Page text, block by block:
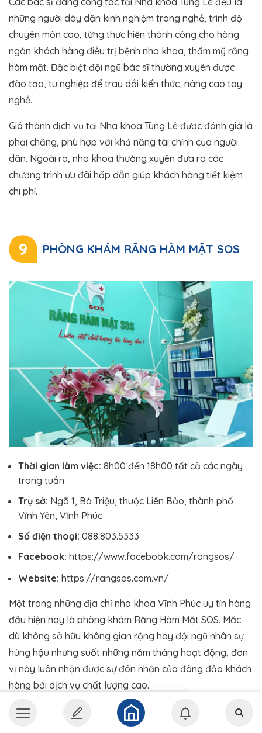
những người dày dặn kinh nghiệm trong nghề, trình độ
chuyên môn cao, từng thực hiện thành công cho hàng
ngàn khách hàng điều trị bệnh nha khoa, thẩm mỹ răng
hàm mặt. Đặc biệt đội ngũ bác sĩ thường xuyên được
đào tạo, tu nghiệp để trau dồi kiến thức, nâng cao tay
nghề.
Giá thành dịch vụ tại Nha khoa Tùng Lê được đánh giá là
phải chăng, phù hợp với khả năng tài chính của người
dân. Ngoài ra, nha khoa thường xuyên đưa ra các
chương trình ưu đãi hấp dẫn giúp khách hàng tiết kiệm
chi phí.
9 PHÒNG KHÁM RĂNG HÀM MẶT SOS
Thời gian làm việc: 8h00 đến 18h00 tất cả các ngày
trong tuần
Trụ sở: Ngõ 1, Bà Triệu, thuộc Liên Bảo, thành phố
Vĩnh Yên, Vĩnh Phúc
Số điện thoại: 088.803.5333
Facebook: https://www.facebook.com/rangsos/
Website: https://rangsos.com.vn/
Một trong những địa chỉ nha khoa Vĩnh Phúc uy tín hàng
đầu hiện nay là phòng khám Răng Hàm Mặt SOS. Mặc
dù không sở hữu không gian rộng hay đội ngũ nhân sự
hùng hậu nhưng suốt những năm tháng hoạt động, đơn
vị này luôn nhận được sự đón nhận của đông đảo khách
hàng bởi dịch vụ chất lượng cao.
Tại đây có các bác sĩ là chuyên gia đầu ngành trong lĩnh
vực Răng Hàm Mặt, dày dặn kinh nghiệm, luôn biết cập